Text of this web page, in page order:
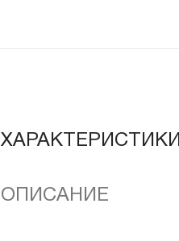
ХАРАКТЕРИСТИКИ
ОПИСАНИЕ